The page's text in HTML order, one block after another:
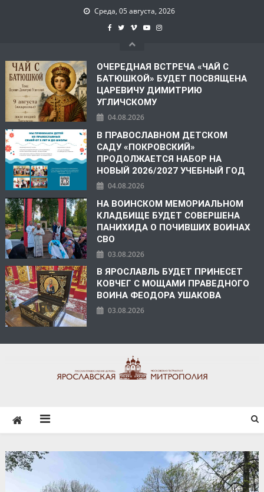
Среда, 05 августа, 2026
ОЧЕРЕДНАЯ ВСТРЕЧА «ЧАЙ С
БАТЮШКОЙ» БУДЕТ ПОСВЯЩЕНА
ЦАРЕВИЧУ ДИМИТРИЮ
УГЛИЧСКОМУ
04.08.2026
В ПРАВОСЛАВНОМ ДЕТСКОМ
САДУ «ПОКРОВСКИЙ»
ПРОДОЛЖАЕТСЯ НАБОР НА
НОВЫЙ 2026/2027 УЧЕБНЫЙ ГОД
04.08.2026
НА ВОИНСКОМ МЕМОРИАЛЬНОМ
КЛАДБИЩЕ БУДЕТ СОВЕРШЕНА
ПАНИХИДА О ПОЧИВШИХ ВОИНАХ
СВО
03.08.2026
В ЯРОСЛАВЛЬ БУДЕТ ПРИНЕСЕТ
КОВЧЕГ С МОЩАМИ ПРАВЕДНОГО
ВОИНА ФЕОДОРА УШАКОВА
03.08.2026